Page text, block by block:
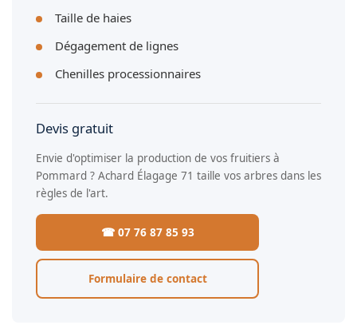
Taille de haies
Dégagement de lignes
Chenilles processionnaires
Devis gratuit
Envie d'optimiser la production de vos fruitiers à
Pommard ? Achard Élagage 71 taille vos arbres dans les
règles de l'art.
☎ 07 76 87 85 93
Formulaire de contact